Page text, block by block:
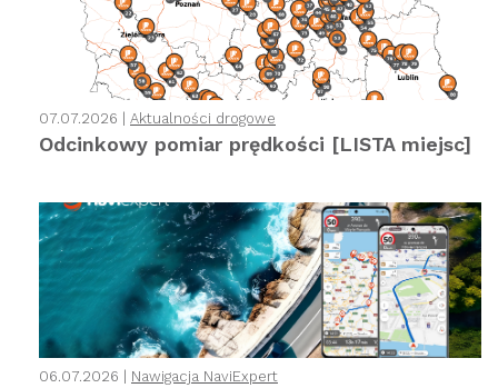
07.07.2026 | Aktualności drogowe
Odcinkowy pomiar prędkości [LISTA miejsc]
06.07.2026 | Nawigacja NaviExpert